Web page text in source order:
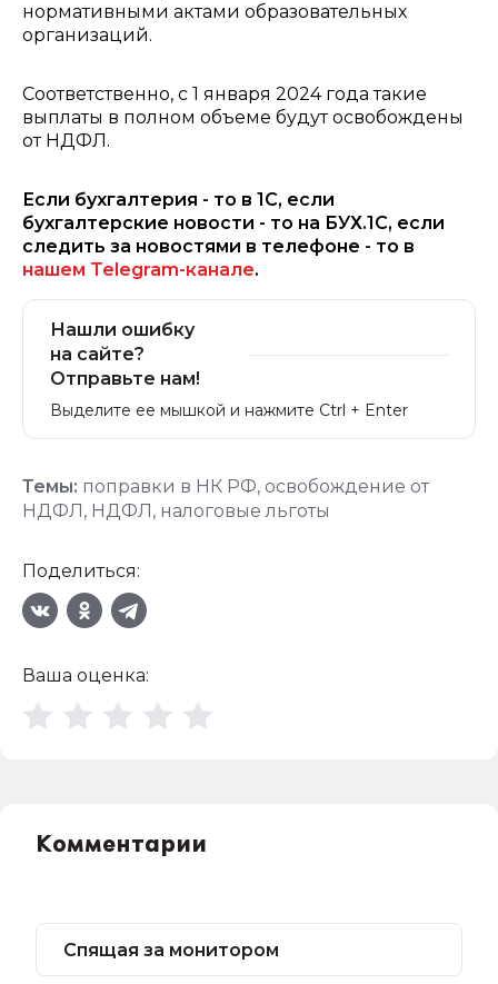
нормативными актами образовательных
организаций.
Соответственно, с 1 января 2024 года такие
выплаты в полном объеме будут освобождены
от НДФЛ.
Если бухгалтерия - то в 1С, если
бухгалтерские новости - то на БУХ.1С, если
следить за новостями в телефоне - то в
нашем Telegram-канале.
Нашли ошибку
на сайте?
Отправьте нам!
Выделите ее мышкой и нажмите Ctrl + Enter
Темы: поправки в НК РФ, освобождение от
НДФЛ, НДФЛ, налоговые льготы
Поделиться:
Ваша оценка:
Комментарии